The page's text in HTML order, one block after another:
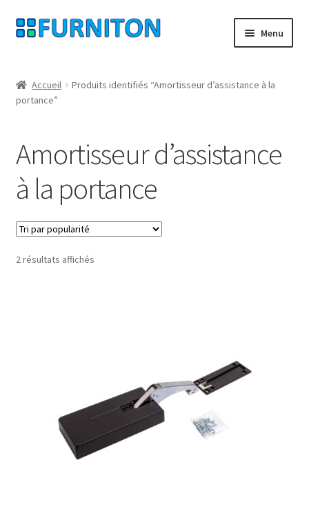
Aller
à
navigation
Aller
au
Menu
Nos partenaires
Droit de rétractation
Accueil
Produits identifiés “Amortisseur d’assistance à la
portance”
Amortisseur d’assistance
à la portance
2 résultats affichésTrié